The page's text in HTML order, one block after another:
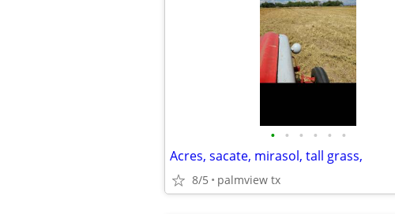
• • • • • •
Acres, sacate, mirasol, tall grass,
8/5 palmview tx